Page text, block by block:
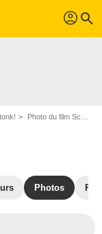
profil search
Photo du film Schtonk! - Photo 20
Photos